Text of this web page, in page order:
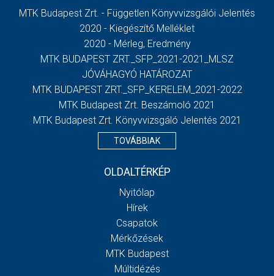
MTK Budapest Zrt. - Független Könyvvizsgálói Jelentés
2020 - Kiegészítő Melléklet
2020 - Mérleg, Eredmény
MTK BUDAPEST ZRT._SFP_2021-2021_MLSZ
JÓVÁHAGYÓ HATÁROZAT
MTK BUDAPEST ZRT._SFP_KERELEM_2021-2022
MTK Budapest Zrt. Beszámoló 2021
MTK Budapest Zrt. Könyvvizsgáló Jelentés 2021
TOVÁBBIAK
OLDALTÉRKÉP
Nyitólap
Hírek
Csapatok
Mérkőzések
MTK Budapest
Múltidézés